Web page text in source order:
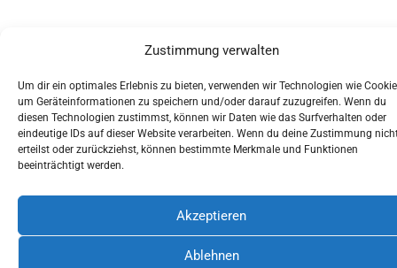
Zustimmung verwalten
Um dir ein optimales Erlebnis zu bieten, verwenden wir Technologien wie
um Geräteinformationen zu speichern und/oder darauf zuzugreifen. Wenn du
diesen Technologien zustimmst, können wir Daten wie das Surfverhalten oder
eindeutige IDs auf dieser Website verarbeiten. Wenn du deine Zustimmung
erteilst oder zurückziehst, können bestimmte Merkmale und Funktionen
beeinträchtigt werden.
Akzeptieren
Ablehnen